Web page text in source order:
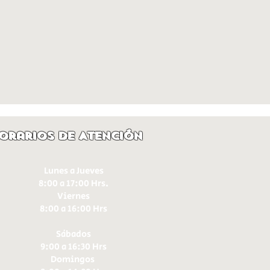
de Atención
Lunes a Jueves
8:00 a 17:00 Hrs.
Viernes
8:00 a 16:00 Hrs​
Sábados
9:00 a 16:30 Hrs
Domingos